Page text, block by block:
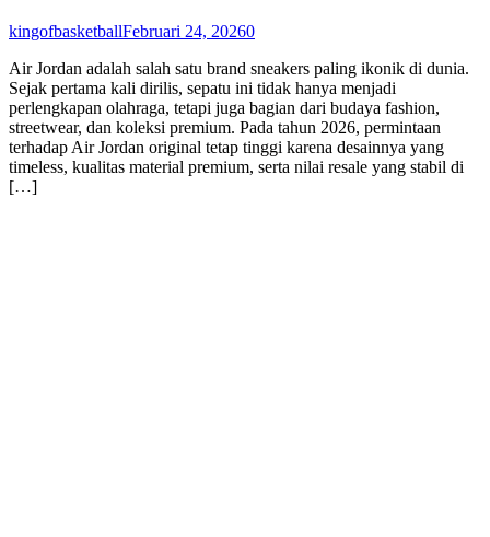
kingofbasketballFebruari 24, 20260
Air Jordan adalah salah satu brand sneakers paling ikonik di dunia.
Sejak pertama kali dirilis, sepatu ini tidak hanya menjadi
perlengkapan olahraga, tetapi juga bagian dari budaya fashion,
streetwear, dan koleksi premium. Pada tahun 2026, permintaan
terhadap Air Jordan original tetap tinggi karena desainnya yang
timeless, kualitas material premium, serta nilai resale yang stabil di
[…]